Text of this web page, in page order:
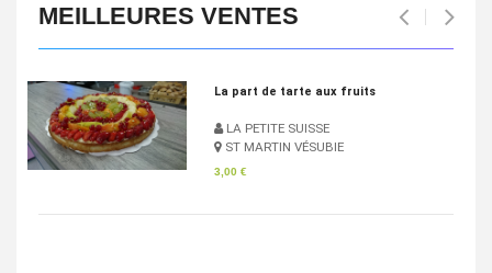
MEILLEURES VENTES
Pan Bagnat
LA PETITE SUISSE
ST MARTIN VÉSUBIE
4,83 €